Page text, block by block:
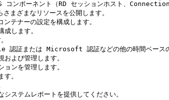
ポーネント（RD セッションホスト、
まざまなリソースを公開します。
テナーの設定を構成します。
します。
認証または Microsoft 認証などの他の時間ベースの
よび管理します。
ンを管理します。
。
ステムレポートを提供してください。